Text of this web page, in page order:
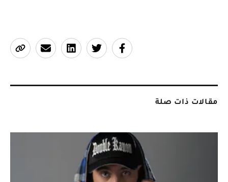
مقالات ذات صلة